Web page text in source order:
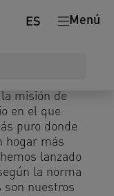
Menú
ES
misión de
en el que
puro donde
hogar más
lanzado
la norma
son nuestros